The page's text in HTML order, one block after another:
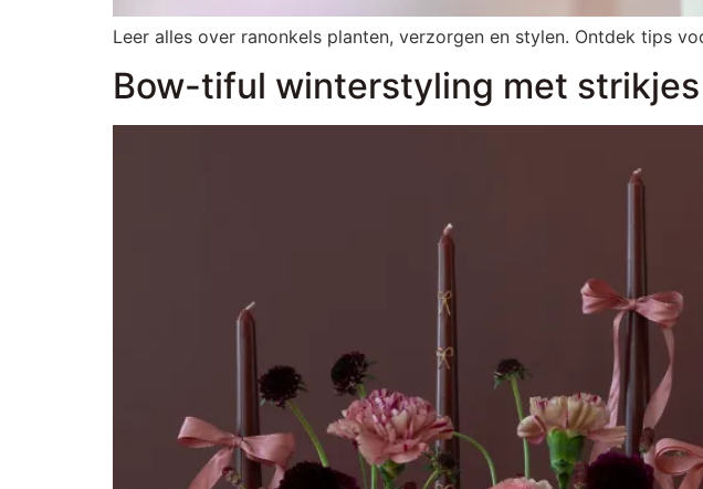
Leer alles over ranonkels planten, verzorgen en stylen. Ontdek tips
Bow-tiful winterstyling met strikjes